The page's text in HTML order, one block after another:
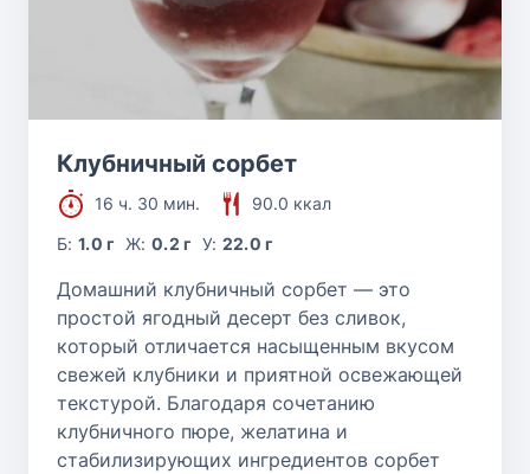
Клубничный сорбет
16 ч. 30 мин.
90.0 ккал
Б:1.0 г Ж: 0.2 г У: 22.0 г
Домашний клубничный сорбет — это
простой ягодный десерт без сливок,
который отличается насыщенным вкусом
свежей клубники и приятной освежающей
текстурой. Благодаря сочетанию
клубничного пюре, желатина и
стабилизирующих ингредиентов сорбет